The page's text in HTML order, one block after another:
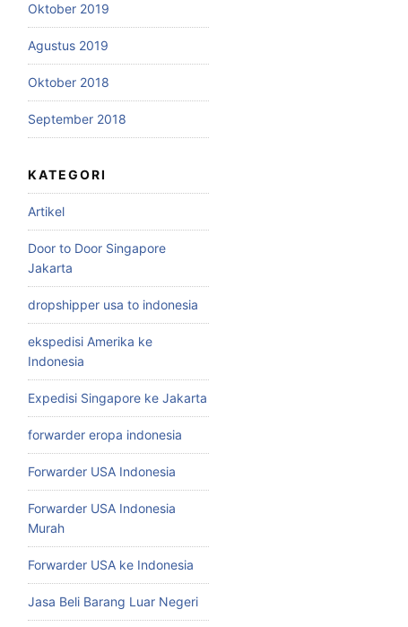
Oktober 2019
Agustus 2019
Oktober 2018
September 2018
KATEGORI
Artikel
Door to Door Singapore
Jakarta
dropshipper usa to indonesia
ekspedisi Amerika ke
Indonesia
Expedisi Singapore ke Jakarta
forwarder eropa indonesia
Forwarder USA Indonesia
Forwarder USA Indonesia
Murah
Forwarder USA ke Indonesia
Jasa Beli Barang Luar Negeri